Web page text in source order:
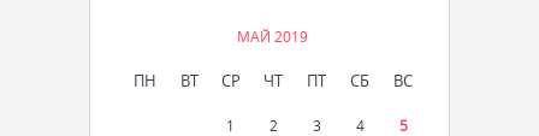
МАЙ 2019
ПН ВТ СР ЧТ ПТ СБ ВС
1 2 3 4 5